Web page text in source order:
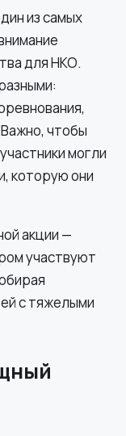
из самых
для НКО.
чтобы
могли
которую они
акции —
участвуют
с тяжелыми